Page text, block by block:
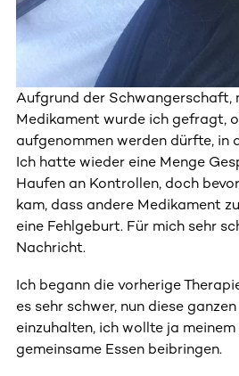
Aufgrund der Schwangerschaft,
Medikament wurde ich gefragt,
aufgenommen werden dürfte, in
Ich hatte wieder eine Menge
Haufen an Kontrollen, doch
kam, dass andere Medikament
eine Fehlgeburt. Für mich sehr
Nachricht.
Ich begann die vorherige
es sehr schwer, nun diese
einzuhalten, ich wollte ja
gemeinsame Essen beibringen.